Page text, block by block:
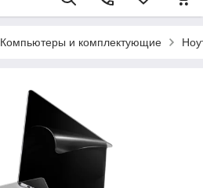
Компьютеры и комплектующие